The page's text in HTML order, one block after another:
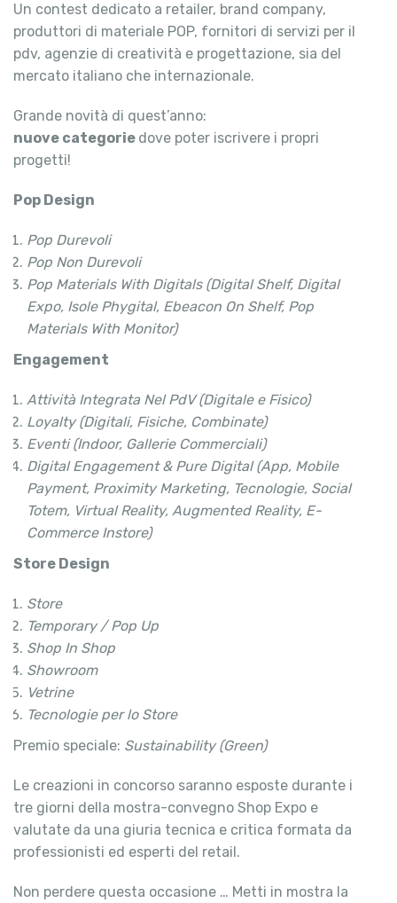
Un contest dedicato a retailer, brand company,
produttori di materiale POP, fornitori di servizi per il
pdv, agenzie di creatività e progettazione, sia del
mercato italiano che internazionale.
Grande novità di quest’anno:
nuove categorie dove poter iscrivere i propri
progetti!
Pop Design
Pop Durevoli
Pop Non Durevoli
Pop Materials With Digitals (Digital Shelf, Digital
Expo, Isole Phygital, Ebeacon On Shelf, Pop
Materials With Monitor)
Engagement
Attività Integrata Nel PdV (Digitale e Fisico)
Loyalty (Digitali, Fisiche, Combinate)
Eventi (Indoor, Gallerie Commerciali)
Digital Engagement & Pure Digital (App, Mobile
Payment, Proximity Marketing, Tecnologie, Social
Totem, Virtual Reality, Augmented Reality, E-
Commerce Instore)
Store Design
Store
Temporary / Pop Up
Shop In Shop
Showroom
Vetrine
Tecnologie per lo Store
Premio speciale: Sustainability (Green)
Le creazioni in concorso saranno esposte durante i
tre giorni della mostra-convegno Shop Expo e
valutate da una giuria tecnica e critica formata da
professionisti ed esperti del retail.
Non perdere questa occasione … Metti in mostra la